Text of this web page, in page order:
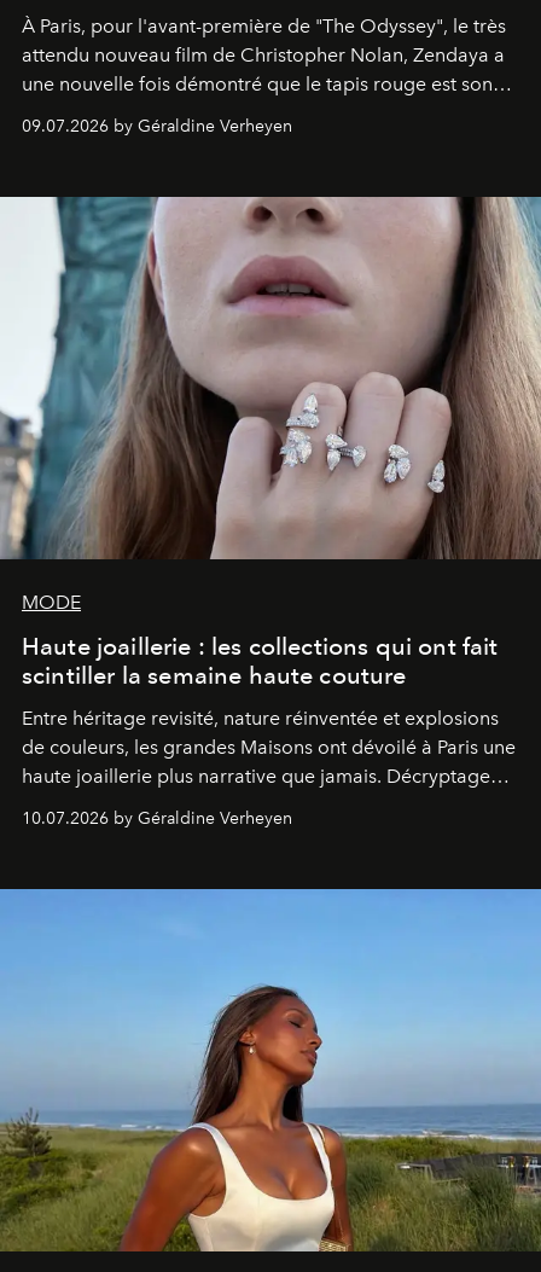
À Paris, pour l'avant-première de "The Odyssey", le très
attendu nouveau film de Christopher Nolan, Zendaya a
une nouvelle fois démontré que le tapis rouge est son
terrain d'expression privilégié. Fidèle à son statut de
reine incontestée du Method Dressing, l'actrice a fait
virtuosité exceptionnelle, nécessitant près de 800 heures
de confection.
09.07.2026 by Géraldine Verheyen
MODE
Haute joaillerie : les collections qui ont fait
scintiller la semaine haute couture
Entre héritage revisité, nature réinventée et explosions
de couleurs, les grandes Maisons ont dévoilé à Paris une
haute joaillerie plus narrative que jamais. Décryptage
des collections qui marqueront la saison.
10.07.2026 by Géraldine Verheyen